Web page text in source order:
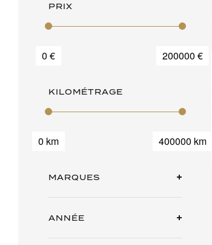
PRIX
0 € 200000 €
KILOMÉTRAGE
0 km 400000 km
MARQUES
ANNÉE